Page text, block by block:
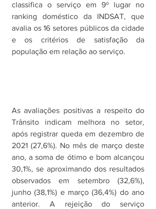
classifica o serviço em 9º lugar no
ranking doméstico da INDSAT, que
avalia os 16 setores públicos da cidade
e os critérios de satisfação da
população em relação ao serviço.
As avaliações positivas a respeito do
Trânsito indicam melhora no setor,
após registrar queda em dezembro de
2021 (27,6%). No mês de março deste
ano, a soma de ótimo e bom alcançou
30,1%, se aproximando dos resultados
observados em setembro (32,6%),
junho (38,1%) e março (36,4%) do ano
anterior. A rejeição do serviço